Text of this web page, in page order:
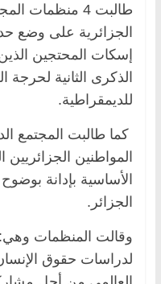
طالبت 4
الجزائرية على وضع
إسكات المحتجين
الذكرى الثانية لحرجة
للديمقراطية.
كما طالبت المجتمع
المواطنين الجزائريين
الأساسية بإدانة
الجزائر.
لدراسات حقوق